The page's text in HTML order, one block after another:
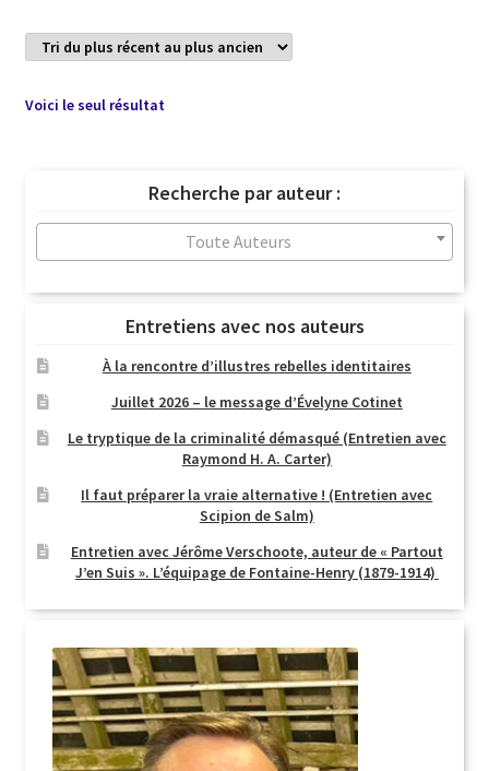
Voici le seul résultat
Recherche par auteur :
Toute Auteurs
Entretiens avec nos auteurs
À la rencontre d’illustres rebelles identitaires
Juillet 2026 – le message d’Évelyne Cotinet
Le tryptique de la criminalité démasqué (Entretien avec
Raymond H. A. Carter)
Il faut préparer la vraie alternative ! (Entretien avec
Scipion de Salm)
Entretien avec Jérôme Verschoote, auteur de « Partout
J’en Suis ». L’équipage de Fontaine-Henry (1879-1914)